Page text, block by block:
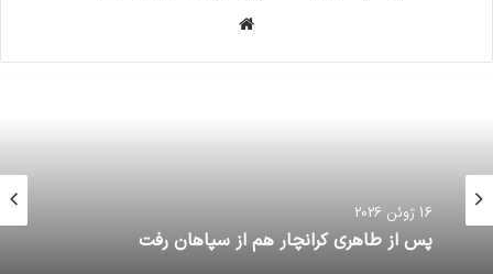
16 ژوئن 2026
پس از طاهری کرانچار هم از سپاهان رفت